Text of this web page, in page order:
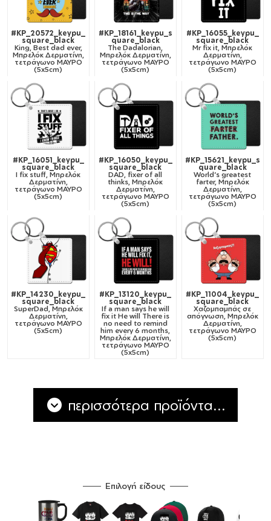
#KP_20572_keypu_
square_black
King, Best dad ever,
Μπρελόκ Δερματίνη,
τετράγωνο ΜΑΥΡΟ
(5x5cm)
#KP_18161_keypu_s
quare_black
The Dadalorian,
Μπρελόκ Δερματίνη,
τετράγωνο ΜΑΥΡΟ
(5x5cm)
#KP_16055_keypu_
square_black
Mr fix it, Μπρελόκ
Δερματίνη,
τετράγωνο ΜΑΥΡΟ
(5x5cm)
#KP_16051_keypu_
square_black
I fix stuff, Μπρελόκ
Δερματίνη,
τετράγωνο ΜΑΥΡΟ
(5x5cm)
#KP_16050_keypu_
square_black
DAD, fixer of all
thinks, Μπρελόκ
Δερματίνη,
τετράγωνο ΜΑΥΡΟ
(5x5cm)
#KP_15621_keypu_s
quare_black
World's greatest
farter, Μπρελόκ
Δερματίνη,
τετράγωνο ΜΑΥΡΟ
(5x5cm)
#KP_14230_keypu_
square_black
SuperDad, Μπρελόκ
Δερματίνη,
τετράγωνο ΜΑΥΡΟ
(5x5cm)
#KP_13120_keypu_
square_black
If a man says he will
fix it He will There is
no need to remind
him every 6 months,
Μπρελόκ Δερματίνη,
τετράγωνο ΜΑΥΡΟ
(5x5cm)
#KP_11004_keypu_
square_black
Χαζομπαμπάς σε
απόγνωση, Μπρελόκ
Δερματίνη,
τετράγωνο ΜΑΥΡΟ
(5x5cm)
περισσότερα προϊόντα...
Επιλογή είδους